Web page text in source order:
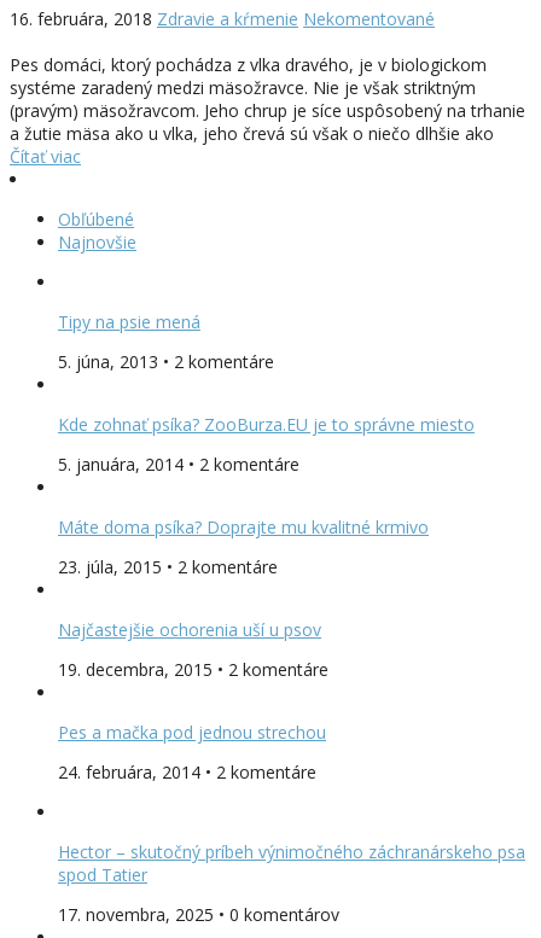
16. februára, 2018 Zdravie a kŕmenie Nekomentované
Pes domáci, ktorý pochádza z vlka dravého, je v biologickom
systéme zaradený medzi mäsožravce. Nie je však striktným
(pravým) mäsožravcom. Jeho chrup je síce uspôsobený na trhanie
a žutie mäsa ako u vlka, jeho črevá sú však o niečo dlhšie ako
Čítať viac
Obľúbené
Najnovšie
Tipy na psie mená
5. júna, 2013 • 2 komentáre
Kde zohnať psíka? ZooBurza.EU je to správne miesto
5. januára, 2014 • 2 komentáre
Máte doma psíka? Doprajte mu kvalitné krmivo
23. júla, 2015 • 2 komentáre
Najčastejšie ochorenia uší u psov
19. decembra, 2015 • 2 komentáre
Pes a mačka pod jednou strechou
24. februára, 2014 • 2 komentáre
Hector – skutočný príbeh výnimočného záchranárskeho psa
spod Tatier
17. novembra, 2025 • 0 komentárov